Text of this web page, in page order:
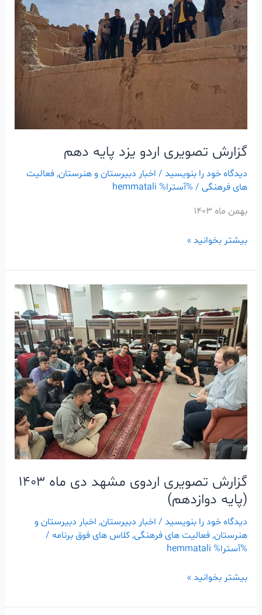
گزارش تصویری اردو یزد پایه دهم
دیدگاه‌ خود را بنویسید / اخبار دبیرستان و هنرستان,فعالیت
های فرهنگی/ %آسترا% hemmatali
بهمن ماه 1403
یزد
پایه
دهم
بیشتر بخوانید »
گزارش تصویری اردوی مشهد دی ماه ۱۴۰۳
(پایه دوازدهم)
دیدگاه‌ خود را بنویسید / اخبار دبیرستان, اخبار دبیرستان و
هنرستان,فعالیت های فرهنگی,کلاس های فوق برنامه /
%آسترا% hemmatali
گزارش
تصویری
اردوی
مشهد
دی
ماه
۱۴۰۳
(پایه
دوازدهم)
بیشتر بخوانید »